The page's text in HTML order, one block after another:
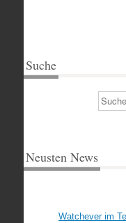
Suche
Suchen
Neusten News
Watchever im